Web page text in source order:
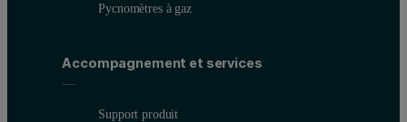
Pycnomètres à gaz
Accompagnement et services
Support produit